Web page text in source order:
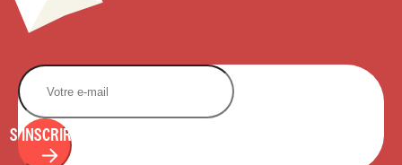
S'INSCRIRE